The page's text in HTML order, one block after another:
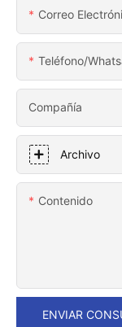
Correo
Teléfono/
Compañía
Archivo
Contenido
ENVIAR